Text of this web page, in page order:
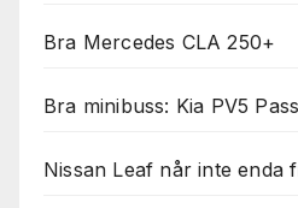
Bra Mercedes CLA 250+
Bra minibuss: Kia PV5
Nissan Leaf når inte enda